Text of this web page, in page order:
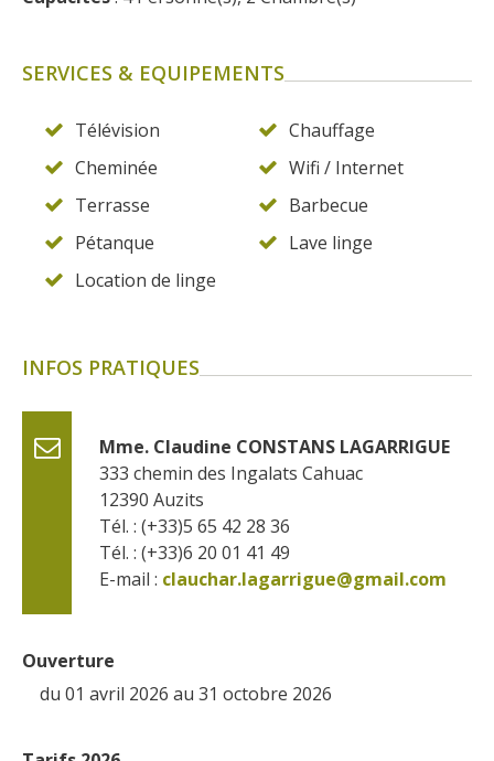
SERVICES & EQUIPEMENTS
Télévision
Chauffage
Cheminée
Wifi / Internet
Terrasse
Barbecue
Pétanque
Lave linge
Location de linge
INFOS PRATIQUES
Mme. Claudine CONSTANS LAGARRIGUE
333 chemin des Ingalats Cahuac
12390 Auzits
Tél. : (+33)5 65 42 28 36
Tél. : (+33)6 20 01 41 49
E-mail : clauchar.lagarrigue@gmail.com
Ouverture
du 01 avril 2026 au 31 octobre 2026